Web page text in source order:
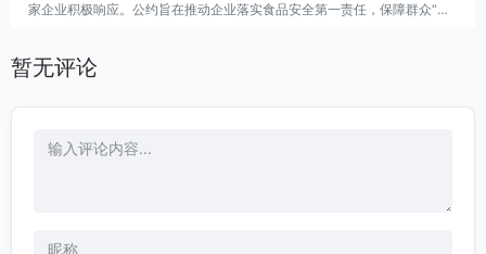
家企业积极响应。公约旨在推动企业落实食品安全第一责任，保障群众“吃
暂无评论